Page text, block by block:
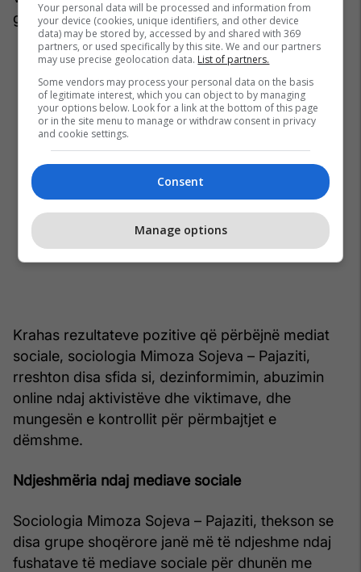
gjinore“.
Krahas rezultateve pozitive që përbëjnë mediat
sociale, sociologia Mimoza Sojeva – Pajaziti,
rreshton disa sfida si, dezinformimin, abuzimin
online ndaj aktivistëve dhe viktimave, dhe
mungesën e kontrollit për përmbajtjet e
dëmshme.
Ndjeshmëria ndaj mediave sociale
Sociologia Mimoza Sojeva – Pajaziti, thekson se
disa grupe shoqërore janë më të ndjeshme ndaj
fushatave të mediave sociale për dhunën me
Your personal data will be processed and information from
your device (cookies, unique identifiers, and other device
data) may be stored by, accessed by and shared with 369
partners, or used specifically by this site. We and our partners
may use precise geolocation data. List of partners.
Some vendors may process your personal data on the basis
of legitimate interest, which you can object to by managing
your options below. Look for a link at the bottom of this page
or in the site menu to manage or withdraw consent in privacy
and cookie settings.
Consent
Manage options